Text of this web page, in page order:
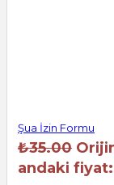
Şua İzin Formu
₺35.00
andaki